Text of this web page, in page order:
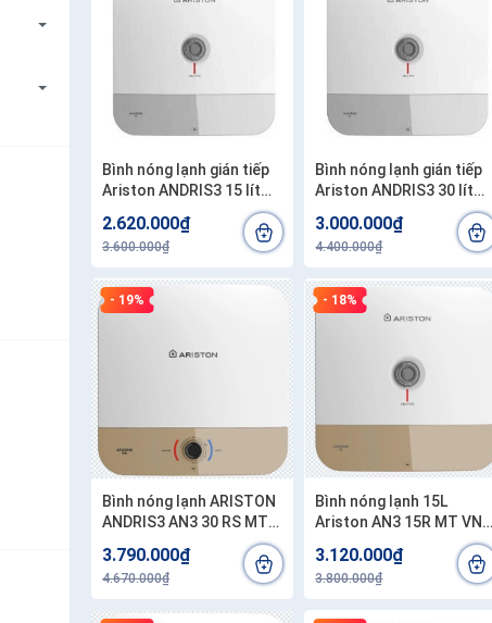
Bình nóng lạnh gián tiếp
Ariston ANDRIS3 15 lít
2500W AN3 15R AG+.
Công lắp 200.000/1 bình.
2.620.000₫
3.600.000₫
Bình nóng lạnh gián tiếp
Ariston ANDRIS3 30 lít
.Công lắp 200.000/1 bình.
3.000.000₫
4.400.000₫
- 19%
Bình nóng lạnh ARISTON
ANDRIS3 AN3 30 RS MT
200.000/1 bình
3.790.000₫
4.670.000₫
- 18%
Bình nóng lạnh 15L
Ariston AN3 15R MT VN .
Công lắp 200.000/1 chiếc
3.120.000₫
3.800.000₫